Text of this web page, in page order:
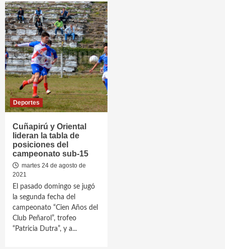
Deportes
Cuñapirú y Oriental
lideran la tabla de
posiciones del
campeonato sub-15
martes 24 de agosto de
2021
El pasado domingo se jugó
la segunda fecha del
campeonato “Cien Años del
Club Peñarol”, trofeo
“Patricia Dutra”, y a...